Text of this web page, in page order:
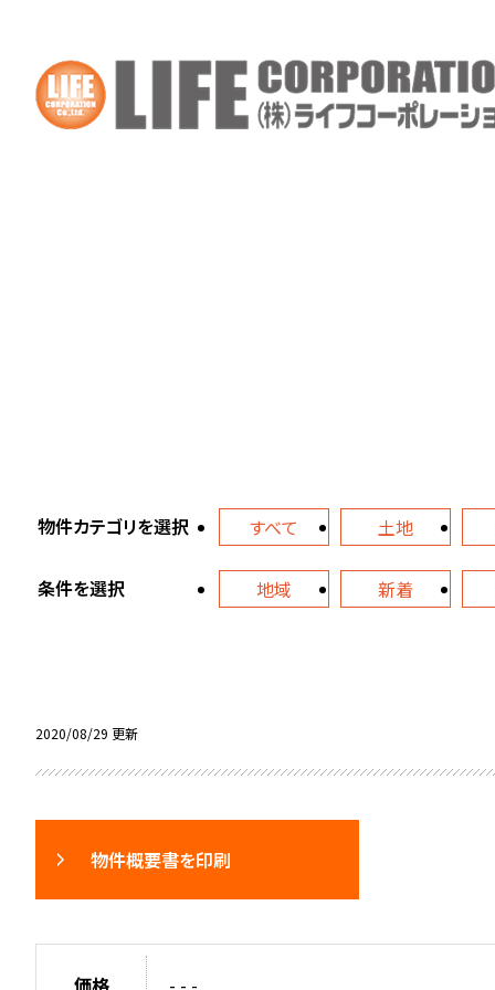
物件カテゴリを選択 すべて 土地
条件を選択 地域 新着
2020/08/29 更新
物件概要書を印刷
価格 - - -